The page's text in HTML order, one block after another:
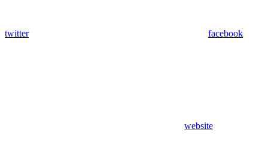
twitter facebook
website